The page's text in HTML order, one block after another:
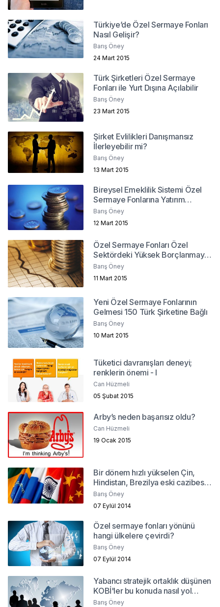
Türkiye’de Özel Sermaye Fonları
Nasıl Gelişir?
Barış Öney
24 Mart 2015
Türk Şirketleri Özel Sermaye
Fonları ile Yurt Dışına Açılabilir
Barış Öney
23 Mart 2015
Şirket Evlilikleri Danışmansız
İlerleyebilir mi?
Barış Öney
13 Mart 2015
Bireysel Emeklilik Sistemi Özel
Sermaye Fonlarına Yatırım
Yapabilmeli
Barış Öney
12 Mart 2015
Özel Sermaye Fonları Özel
Sektördeki Yüksek Borçlanmaya
Çözüm Olabilir Mi?
Barış Öney
11 Mart 2015
Yeni Özel Sermaye Fonlarının
Gelmesi 150 Türk Şirketine Bağlı
Barış Öney
10 Mart 2015
Tüketici davranışları deneyi;
renklerin önemi - I
Can Hüzmeli
05 Şubat 2015
Arby’s neden başarısız oldu?
Can Hüzmeli
19 Ocak 2015
Bir dönem hızlı yükselen Çin,
Hindistan, Brezilya eski cazibesini
yitiriyor mu?
Barış Öney
07 Eylül 2014
Özel sermaye fonları yönünü
hangi ülkelere çevirdi?
Barış Öney
07 Eylül 2014
Yabancı stratejik ortaklık düşünen
KOBİ'ler bu konuda nasıl yol
alabilirler?
Barış Öney